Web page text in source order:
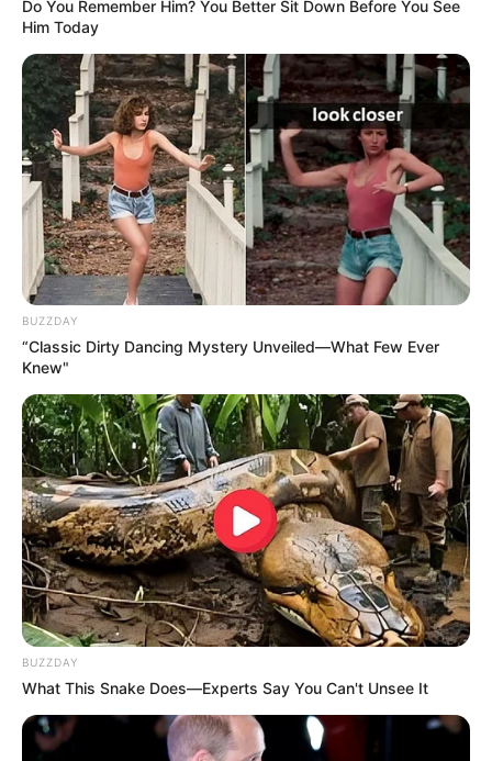
Do You Remember Him? You Better Sit Down Before You See
Him Today
BUZZDAY
“Classic Dirty Dancing Mystery Unveiled—What Few Ever
Knew"
BUZZDAY
What This Snake Does—Experts Say You Can't Unsee It
തിരുവനന്തപുരം:സംസ്ഥാന ചീഫ് സെക്രട്ടറി ഡോ.
എ. ജയതിലക് ചൊവ്വാഴ്ച സർവീസിൽ നിന്ന്
വിരമിക്കും. ശാരദ മുരളീധരൻ വിരമിച്ചതിനെ
തുടർന്ന് 2025 മെയ് മാസത്തിലാണ് അദ്ദേഹം ചീഫ്
സെക്രട്ടറിയായി ചുമതലയേറ്റത്. 1991 ബാച്ച്
ഐ.എ.എസ് ഉദ്യോഗസ്ഥനായ ജയതിലകിന്റെ
ഭരണകാലം വിവിധ നിർണായക
ഭരണതീരുമാനങ്ങൾക്കും ചില വിവാദങ്ങൾക്കും
സാക്ഷിയായി.